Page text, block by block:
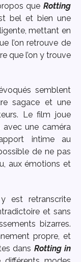
que Rotting
bel et bien une
mettant en
l’on retrouve de
que l’on y trouve
semblent
sagace et une
Le film joue
avec une caméra
intime au
de ne pas
aux émotions et
est retranscrite
et sans
bizarres.
propre, et
dans Rotting in